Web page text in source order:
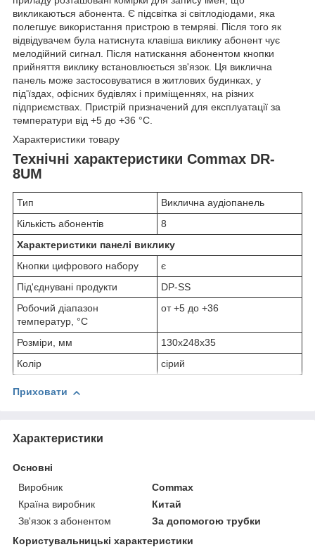
викликаються абонента. Є підсвітка зі світлодіодами, яка
полегшує використання пристрою в темряві. Після того як
відвідувачем була натиснута клавіша виклику абонент чує
мелодійний сигнал. Після натискання абонентом кнопки
прийняття виклику встановлюється зв'язок. Ця виклична
панель може застосовуватися в житлових будинках, у
під'їздах, офісних будівлях і приміщеннях, на різних
підприємствах. Пристрій призначений для експлуатації за
температури від +5 до +36 °С.
Характеристики товару
Технічні характеристики Commax DR-
8UM
Тип
Виклична аудіопанель
Кількість абонентів
8
Характеристики панелі виклику
Кнопки цифрового набору
є
Під'єднувані продукти
DP-SS
Робочий діапазон
температур, °C
от +5 до +36
Розміри, мм
130х248х35
Колір
сірий
Приховати
Характеристики
Основні
Виробник
Commax
Країна виробник
Китай
Зв'язок з абонентом
За допомогою трубки
Користувальницькі характеристики